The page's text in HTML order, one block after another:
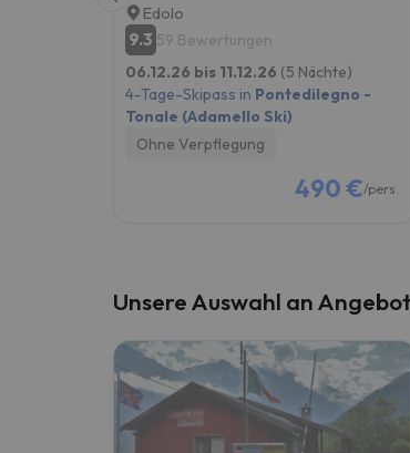
Edolo
9.3 59 Bewertungen
06.12.26 bis 11.12.26 (5 Nächte)
4-Tage-Skipass in Pontedilegno -
Tonale (Adamello Ski)
Ohne Verpflegung
490 €/pers.
Unsere Auswahl an